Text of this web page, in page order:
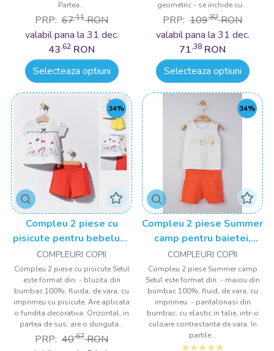
Partea...
PRP: 67,11 RON
valabil pana la 31 dec.
43,62 RON
Selecteaza optiuni
geometric - se inchide cu...
PRP: 109,82 RON
valabil pana la 31 dec.
71,38 RON
Selecteaza optiuni
34%
Compleu 2 piese cu
pisicute pentru bebelusi,
Tongs baby
COMPLEURI COPII
Compleu 2 piese cu pisicute Setul
este format din: - bluzita din
bumbac 100%, fluida, de vara, cu
imprimeu cu pisicute. Are aplicata
o fundita decorativa. Orizontal, in
partea de sus, are o dunguta...
PRP: 40,67 RON
34%
Compleu 2 piese Summer
camp pentru baietei,
Tongs baby
COMPLEURI COPII
Compleu 2 piese Summer camp
Setul este format din: - maiou din
bumbac 100%, fluid, de vara, cu
imprimeu. - pantalonasi din
bumbac, cu elastic in talie, intr-o
culoare contrastanta de vara. In
partile...